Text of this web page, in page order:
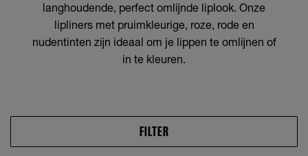
langhoudende, perfect omlijnde liplook. Onze
lipliners met pruimkleurige, roze, rode en
nudentinten zijn ideaal om je lippen te omlijnen of
in te kleuren.
FILTER